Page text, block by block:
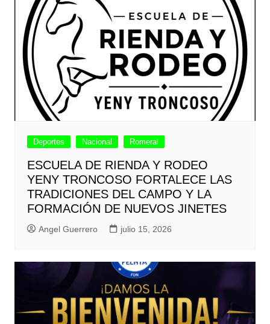
Deportes Nacional Romeral
ESCUELA DE RIENDA Y RODEO
YENY TRONCOSO FORTALECE LAS
TRADICIONES DEL CAMPO Y LA
FORMACIÓN DE NUEVOS JINETES
Angel Guerrero julio 15, 2026